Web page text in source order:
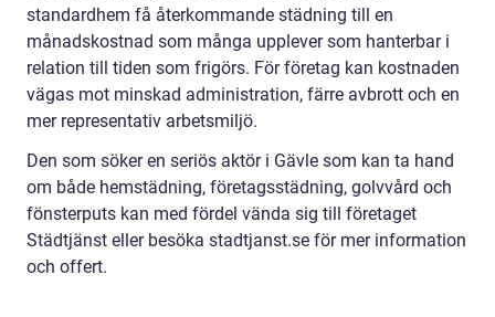
standardhem få återkommande städning till en
månadskostnad som många upplever som hanterbar i
relation till tiden som frigörs. För företag kan kostnaden
vägas mot minskad administration, färre avbrott och en
mer representativ arbetsmiljö.
Den som söker en seriös aktör i Gävle som kan ta hand
om både hemstädning, företagsstädning, golvvård och
fönsterputs kan med fördel vända sig till företaget
Städtjänst eller besöka stadtjanst.se för mer information
och offert.